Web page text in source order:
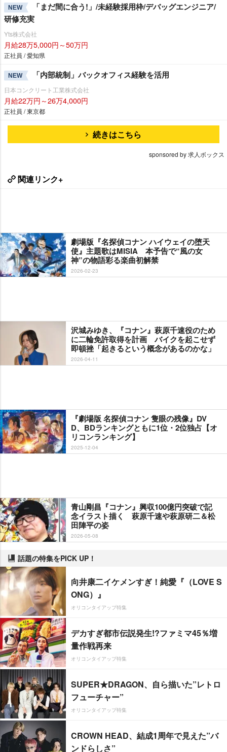
NEW
「まだ間に合う!」/未経験採用枠/デバッグエンジニア/
研修充実
Yts株式会社
月給28万5,000円～50万円
正社員 / 愛知県
NEW 「内部統制」バックオフィス経験を活用
日本コンクリート工業株式会社
月給22万円～26万4,000円
正社員 / 東京都
続きはこちら
sponsored by 求人ボックス
関連リンク+
劇場版『名探偵コナン ハイウェイの堕天
使』主題歌はMISIA 本予告で“風の女
神”の物語彩る楽曲初解禁
2026-02-23
沢城みゆき、『コナン』萩原千速役のため
に二輪免許取得を計画 バイクを起こせず
即頓挫「起きるという概念があるのかな」
2026-04-11
『劇場版 名探偵コナン 隻眼の残像』DV
D、BDランキングともに1位・2位独占【オ
リコンランキング】
2025-12-04
青山剛昌『コナン』興収100億円突破で記
念イラスト描く 萩原千速や萩原研二＆松
田陣平の姿
2026-05-08
話題の特集をPICK UP！
向井康二イケメンすぎ！純愛『（LOVE S
ONG）』
オリコンタイアップ特集
デカすぎ都市伝説発生!?ファミマ45％増
量作戦再来
オリコンタイアップ特集
SUPER★DRAGON、自ら描いた”レトロ
フューチャー”
オリコンタイアップ特集
CROWN HEAD、結成1周年で見えた”バ
ンドらしさ”